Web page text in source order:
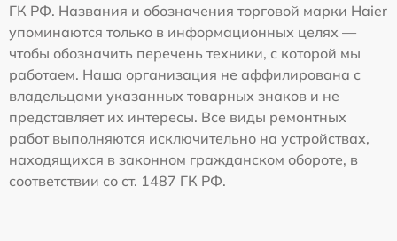
ГК РФ. Названия и обозначения торговой марки Haier
упоминаются только в информационных целях —
чтобы обозначить перечень техники, с которой мы
работаем. Наша организация не аффилирована с
владельцами указанных товарных знаков и не
представляет их интересы. Все виды ремонтных
работ выполняются исключительно на устройствах,
находящихся в законном гражданском обороте, в
соответствии со ст. 1487 ГК РФ.